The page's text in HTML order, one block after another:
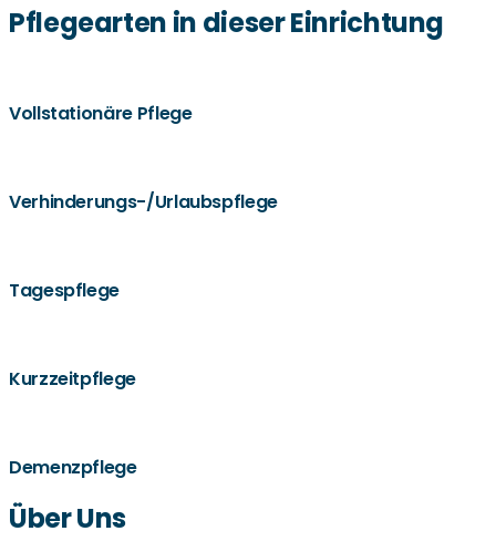
Pflegearten in dieser Einrichtung
Vollstationäre Pflege
Verhinderungs-/Urlaubspflege
Tagespflege
Kurzzeitpflege
Demenzpflege
Über Uns